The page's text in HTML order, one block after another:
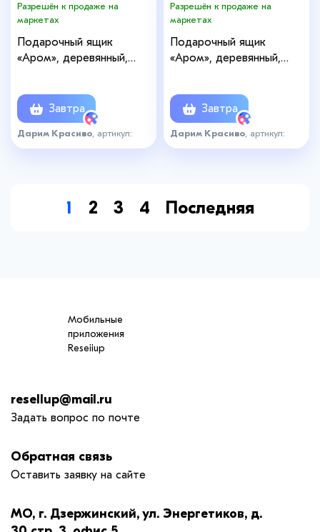
Разрешён к продаже на
маркетах
Подарочный ящик
«Аром», деревянный,
Завтра
Дарим Красиво , артикул:
7590508
Разрешён к продаже на
маркетах
Подарочный ящик
«Аром», деревянный,
Завтра
Дарим Красиво , артикул:
7636942
1 2 3 4 Последняя
Мобильные
приложения
Reseiiup
resellup@mail.ru
Задать вопрос по почте
Обратная связь
Оставить заявку на сайте
МО, г. Дзержинский, ул. Энергетиков, д.